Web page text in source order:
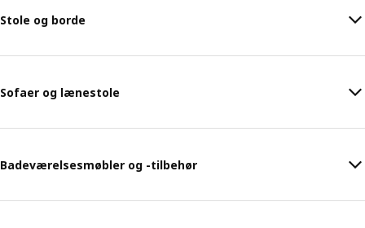
Stole og borde
Sofaer og lænestole
Badeværelsesmøbler og -tilbehør